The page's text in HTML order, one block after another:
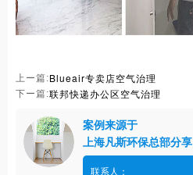
上ー篇:Blueair专卖店空气治理
下ー篇:联邦快递办公区空气治理
案例来源于
上海凡斯环保总部分享
联系人：